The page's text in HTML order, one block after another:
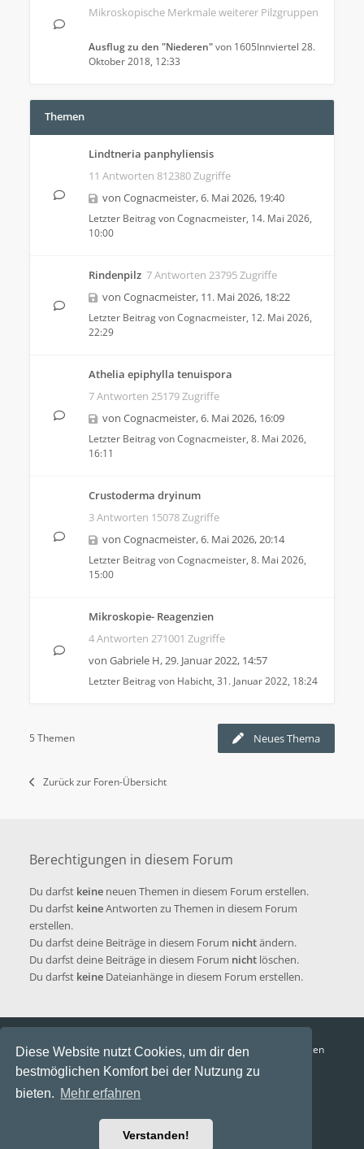
Diese Website nutzt Cookies, um dir den
bestmöglichen Komfort bei der Nutzung zu
bieten. Mehr erfahren
Verstanden!
Mikroskopische Merkmale weiterer Pilzgruppen
Ausflug zu den "Niederen"von 1605Innviertel 28.
Oktober 2018, 12:33
Themen
Lindtneria panphyliensis
11 Antworten 812380 Zugriffe
von Cognacmeister,6. Mai 2026, 19:40
Letzter Beitrag vonCognacmeister, 14. Mai 2026,
10:00
Rindenpilz 7 Antworten 23795 Zugriffe
von Cognacmeister, 11. Mai 2026, 18:22
Letzter Beitrag vonCognacmeister, 12. Mai 2026,
22:29
Athelia epiphylla tenuispora
7 Antworten 25179 Zugriffe
von Cognacmeister,6. Mai 2026, 16:09
Letzter Beitrag vonCognacmeister, 8. Mai 2026,
16:11
Crustoderma dryinum
3 Antworten 15078 Zugriffe
von Cognacmeister,6. Mai 2026, 20:14
Letzter Beitrag vonCognacmeister, 8. Mai 2026,
15:00
Mikroskopie- Reagenzien
4 Antworten 271001 Zugriffe
von Gabriele H,29. Januar 2022, 14:57
Letzter Beitrag von Habicht, 31. Januar 2022, 18:24
Neues Thema
5 Themen
Zurück zur Foren-Übersicht
Berechtigungen in diesem Forum
Du darfst keine neuen Themen in diesem Forum erstellen.
Du darfst keineAntworten zu Themen in diesem Forum
erstellen.
Du darfst deine Beiträge in diesem Forum nichtändern.
Du darfst deine Beiträge in diesem Forum nicht löschen.
Du darfst keine Dateianhänge in diesem Forum erstellen.
Funga Austria FAQ Datenschutz
Nutzungsbedingungen
Alle Zeiten sind UTC+02:00
Aktuelle Zeit: 7. August 2026, 22:24
Powered byphpBB® Forum Software © phpBB Limited
Ravaio Theme by